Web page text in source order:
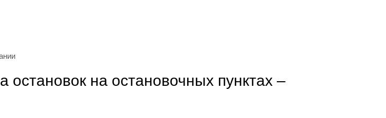
остановок на остановочных пунктах –